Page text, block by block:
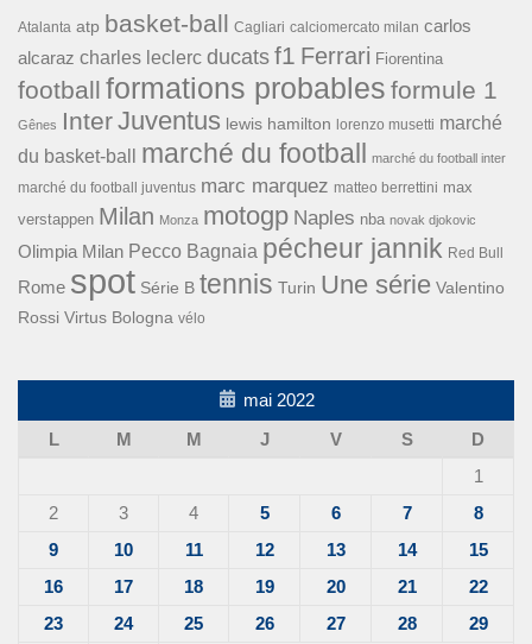
Atalanta atp basket-ball Cagliari calciomercato milan carlos
alcaraz charles leclerc ducats f1 Ferrari Fiorentina
football formations probables formule 1
Gênes InterJuventus lewis hamilton lorenzo musetti marché
du basket-ball
marché du football marché du football inter
marché du football juventus marc marquez matteo berrettini max
verstappen Milan Monza motogp Naples nba novak djokovic
Olimpia Milan Pecco Bagnaia pécheur jannik Red Bull
Rome spot Série B tennis Turin Une série Valentino
Rossi Virtus Bologna vélo
mai 2022
L
M M J V S
D
1
2
3 4 5 6 7
8
9
10 11 12 13 14
15
16
17 18 19 20 21
22
23
24 25 26 27 28 29